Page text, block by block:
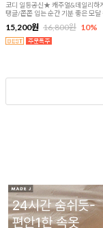
코디 일등공신★ 캐주얼&데일리하
탱글/쫀쫀 입는 순간 기분 좋은 모
15,200원 16,800원 10%